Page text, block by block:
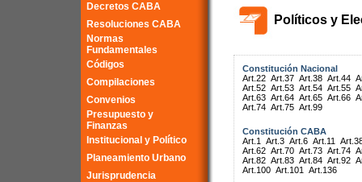
Decretos CABA
Resoluciones CABA
Normas
Fundamentales
Códigos
Compilaciones
Convenios
Presupuesto y
Finanzas
Institucional y Político
Planeamiento Urbano
Jurisprudencia
Políticos y
Constitución Nacional
Art.22 Art.37 Art.38 Art.44
Art.52 Art.53 Art.54 Art.55
Art.63 Art.64 Art.65 Art.66
Art.74 Art.75 Art.99
Constitución CABA
Art.1
Art.3 Art.6 Art.11
Art.62 Art.70 Art.73 Art.74
Art.82 Art.83 Art.84 Art.92
Art.100 Art.101 Art.136